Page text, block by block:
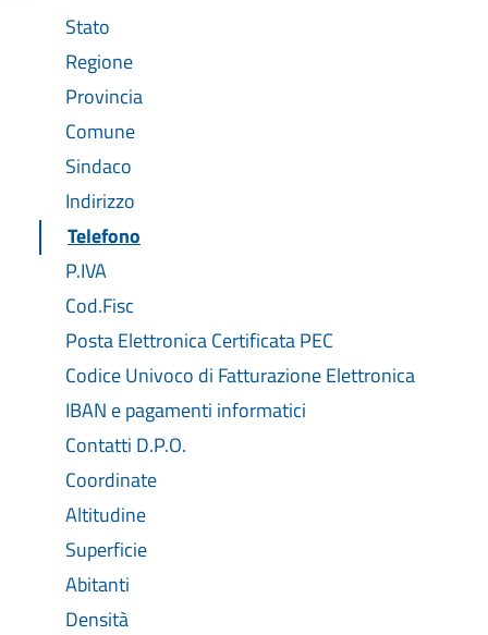
Stato
Regione
Provincia
Comune
Sindaco
Indirizzo
Telefono
P.IVA
Cod.Fisc
Posta Elettronica Certificata PEC
Codice Univoco di Fatturazione Elettronica
IBAN e pagamenti informatici
Contatti D.P.O.
Coordinate
Altitudine
Superficie
Abitanti
Densità